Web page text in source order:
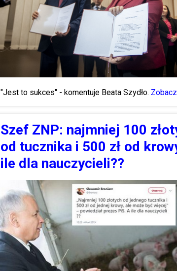
"Jest to sukces" - komentuje Beata Szydło.
Szef ZNP: najmniej 100
od tucznika i 500 zł od
ile dla nauczycieli??